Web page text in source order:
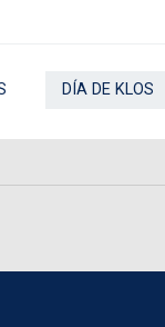
DÍA DE KLOS